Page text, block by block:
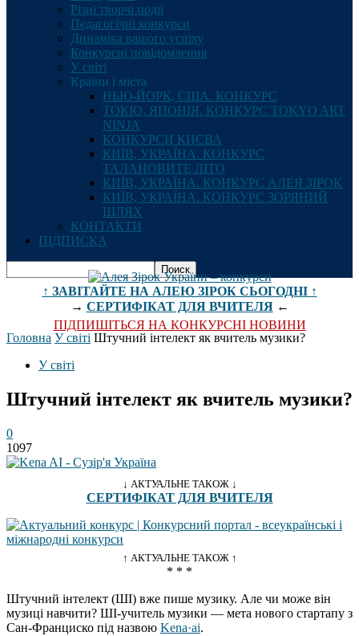
Різні творчі події
Педагогічні конкурси
Динаміка вашого успіху
Конкурсні повідомлення
У світі
Країни і міста
НЬЮ-ЙОРК, США. КОНКУРС
ТОКІО, ЯПОНІЯ. КОНКУРС TOKYO ART
NINJA
КОНКУРСИ КИЄВА
КИЇВ, УКРАЇНА. КОНКУРС
ТАЛАНОВИТЕ ЛІТО
КИЇВ, УКРАЇНА. КОНКУРС АЛЕЯ ЗІРОК
КИЇВ, УКРАЇНА. КОНКУРС ЗОРЯНИЙ
ШЛЯХ
КОНТАКТИ
ПІДПИСКА
↑ ЗАВІТАЙТЕ НА АЛЕЮ ЗІРОК СЬОГОДНІ ↑
→ СЕРТИФІКАТ ДЛЯ ВЧИТЕЛЯ←
ПІДПИШІТЬСЯ НА КОНКУРСНІ НОВИНИ
Головна У світі Штучний інтелект як вчитель музики?
У світі
Штучний інтелект як вчитель музики?
0
1097
↓ АКТУАЛЬНЕ ТАКОЖ ↓
СЕРТИФІКАТ ДЛЯ ВЧИТЕЛЯ
↑ АКТУАЛЬНЕ ТАКОЖ ↑
* * *
Штучний інтелект (ШІ) вже пише музику. Але чи може він
музиці навчити? ШІ-учитель музики — мета нового стартапу з
Сан-Франциско під назвою Kena·ai.